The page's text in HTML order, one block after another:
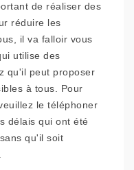
de réaliser des
réduire les
il va falloir vous
utilise des
qu'il peut proposer
à tous. Pour
le téléphoner
délais qui ont été
qu'il soit